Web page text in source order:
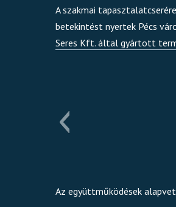
A szakmai
betekintést nyertek Pécs
Seres Kft. által gyártott
Az együttműködések